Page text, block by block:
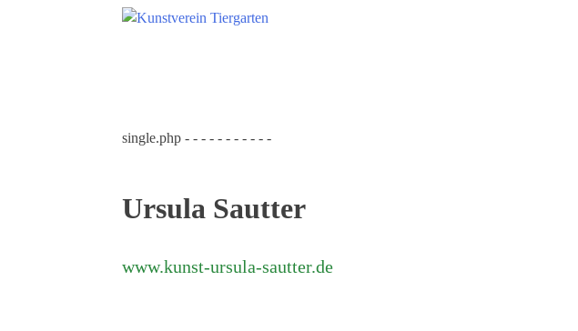
Kunstverein Tiergarten
Jahresgaben
Ausstellungen
single.php - - - - - - - - - - -
Ursula Sautter
www.kunst-ursula-sautter.de